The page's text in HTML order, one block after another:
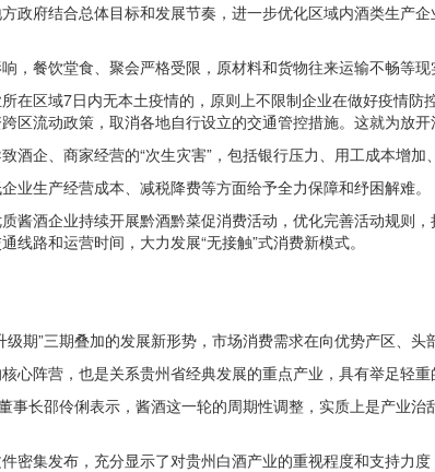
政府结合总体目标和发展节奏，进一步优化区域内酒类生产
，餐饮堂食、聚会严格受限，原材料和货物往来运输不畅等
在区域7日内无本土疫情的，原则上不限制企业在做好疫情
流动政策，取消各地自行设立的交通管控措施。这就为放
企、商家经营的“次生灾害”，包括银行压力、用工成本增加
生产经营成本、减税降费等方面给予全力保障和纾困解难。
酱酒企业持续开展黔酒黔菜促消费活动，优化完善活动规则
路和运营时间，大力发展“无接触”式消费新模式。
期”三期叠加的发展新形势，市场消费需求在向优势产区、头
阵营，也是关系贵州省经典发展的重点产业，具有举足轻重
事长邵伶俐表示，酱酒这一轮的周期性调整，实质上是产业
集发布，充分显示了对贵州白酒产业的重视程度和支持力